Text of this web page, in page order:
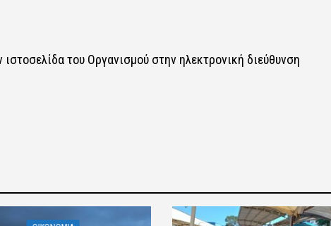
του Οργανισμού στην ηλεκτρονική διεύθυνση​​